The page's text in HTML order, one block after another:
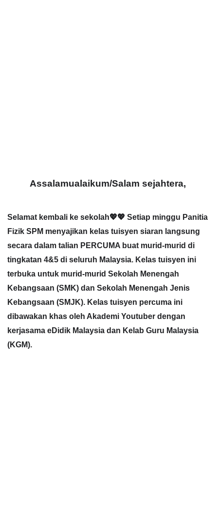
Assalamualaikum/Salam sejahtera,
Selamat kembali ke sekolah💖💖 Setiap minggu Panitia
Fizik SPM menyajikan kelas tuisyen siaran langsung
secara dalam talian PERCUMA buat murid-murid di
tingkatan 4&5 di seluruh Malaysia. Kelas tuisyen ini
terbuka untuk murid-murid Sekolah Menengah
Kebangsaan (SMK) dan Sekolah Menengah Jenis
Kebangsaan (SMJK). Kelas tuisyen percuma ini
dibawakan khas oleh Akademi Youtuber dengan
kerjasama eDidik Malaysia dan Kelab Guru Malaysia
(KGM).